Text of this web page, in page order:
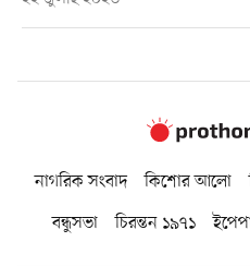
নাগরিক সংবাদ কিশোর আলো
বন্ধুসভা
চিরন্তন ১৯৭১